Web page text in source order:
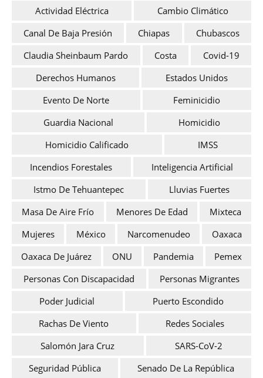
Actividad Eléctrica
Cambio Climático
Canal De Baja Presión
Chiapas
Chubascos
Claudia Sheinbaum Pardo
Costa
Covid-19
Derechos Humanos
Estados Unidos
Evento De Norte
Feminicidio
Guardia Nacional
Homicidio
Homicidio Calificado
IMSS
Incendios Forestales
Inteligencia Artificial
Istmo De Tehuantepec
Lluvias Fuertes
Masa De Aire Frío
Menores De Edad
Mixteca
Mujeres
México Narcomenudeo
Oaxaca
Oaxaca De Juárez
ONU Pandemia
Pemex
Personas Con Discapacidad
Personas Migrantes
Poder Judicial
Puerto Escondido
Rachas De Viento
Redes Sociales
Salomón Jara Cruz
SARS-CoV-2
Seguridad Pública
Senado De La República